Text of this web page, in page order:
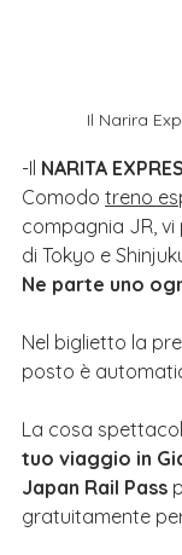
Il Narira
-Il NARITA
Comodo treno
compagnia JR,
di Tokyo e
Ne parte uno
Nel biglietto la
posto è
La cosa
tuo viaggio in
Japan Rail Pass
gratuitamente